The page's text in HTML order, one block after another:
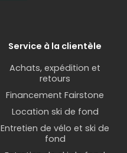
Service à la clientèle
Achats, expédition et
retours
Financement Fairstone
Location ski de fond
Entretien de vélo et ski de
fond